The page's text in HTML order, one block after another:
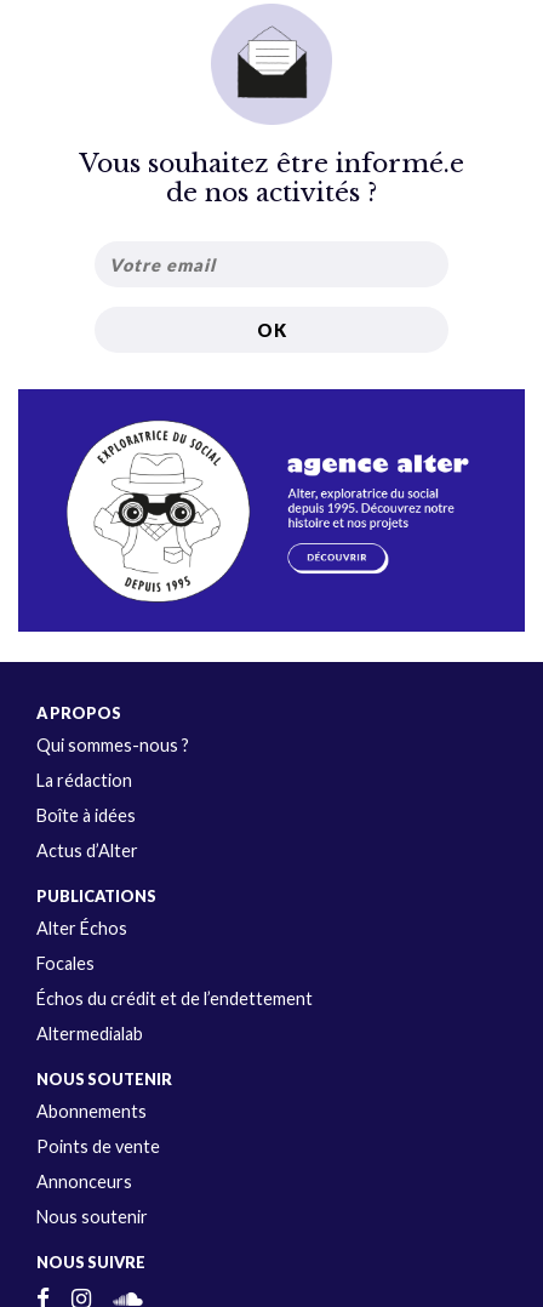
Vous souhaitez être informé.e
de nos activités ?
A PROPOS
Qui sommes-nous ?
La rédaction
Boîte à idées
Actus d’Alter
PUBLICATIONS
Alter Échos
Focales
Échos du crédit et de l’endettement
Altermedialab
NOUS SOUTENIR
Abonnements
Points de vente
Annonceurs
Nous soutenir
NOUS SUIVRE